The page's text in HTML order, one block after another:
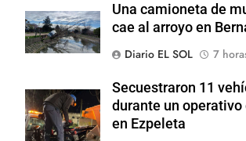
Una camioneta de
cae al arroyo en
Diario EL SOL
7
Secuestraron 11
durante un
en Ezpeleta